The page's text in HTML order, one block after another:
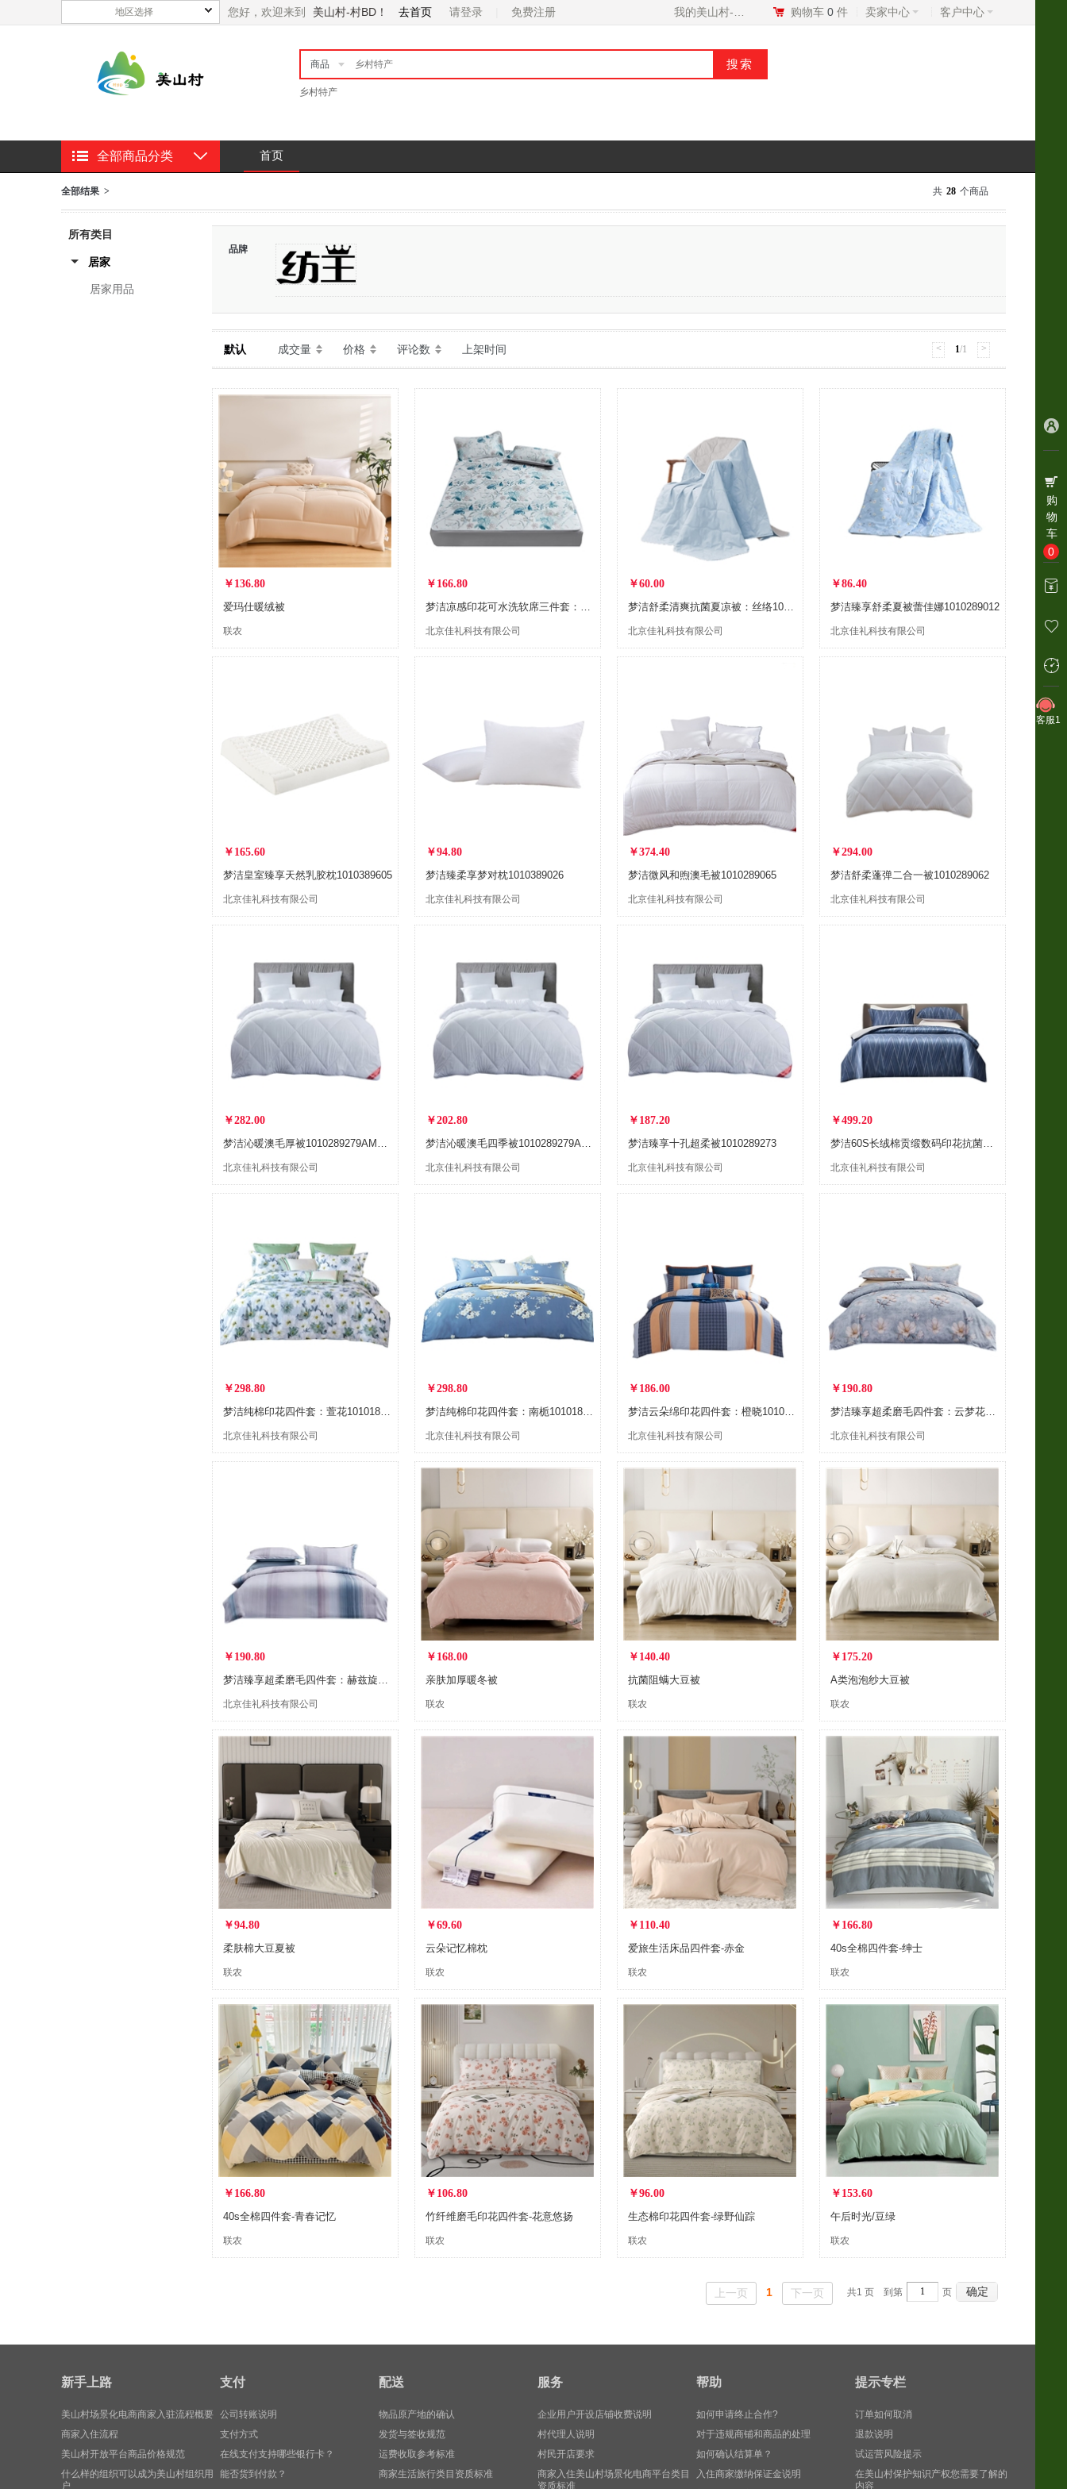
地区选择 您好，欢迎来到 美山村-村BD！ 去首页 请登录 免费注册 购物车 0 件 卖家中心 客户中心
商品
乡村特产
全部商品分类 首页
购
物
车
0
客服1
全部结果 > 共 28 个商品
所有类目
居家
居家用品
品牌
默认 成交量 价格 评论数 上架时间 < 1/1 >
￥136.80
爱玛仕暖绒被
联农
￥166.80
梦洁凉感印花可水洗软席三件套：森呼吸1010789008
北京佳礼科技有限公司
￥60.00
梦洁舒柔清爽抗菌夏凉被：丝络1010289153
北京佳礼科技有限公司
￥86.40
梦洁臻享舒柔夏被蕾佳娜1010289012
北京佳礼科技有限公司
￥165.60
梦洁皇室臻享天然乳胶枕1010389605
北京佳礼科技有限公司
￥94.80
梦洁臻柔享梦对枕1010389026
北京佳礼科技有限公司
￥374.40
梦洁微风和煦澳毛被1010289065
北京佳礼科技有限公司
￥294.00
梦洁舒柔蓬弹二合一被1010289062
北京佳礼科技有限公司
￥282.00
梦洁沁暖澳毛厚被1010289279AM008
北京佳礼科技有限公司
￥202.80
梦洁沁暖澳毛四季被1010289279AM007
北京佳礼科技有限公司
￥187.20
梦洁臻享十孔超柔被1010289273
北京佳礼科技有限公司
￥499.20
梦洁60S长绒棉贡缎数码印花抗菌四件套：阡陌.微澜1010189116
北京佳礼科技有限公司
￥298.80
梦洁纯棉印花四件套：萱花1010189085
北京佳礼科技有限公司
￥298.80
梦洁纯棉印花四件套：南栀1010189084
北京佳礼科技有限公司
￥186.00
梦洁云朵绵印花四件套：橙晓1010189049
北京佳礼科技有限公司
￥190.80
梦洁臻享超柔磨毛四件套：云梦花间1010189120
北京佳礼科技有限公司
￥190.80
梦洁臻享超柔磨毛四件套：赫兹旋律1010189119
北京佳礼科技有限公司
￥168.00
亲肤加厚暖冬被
联农
￥140.40
抗菌阻螨大豆被
联农
￥175.20
A类泡泡纱大豆被
联农
￥94.80
柔肤棉大豆夏被
联农
￥69.60
云朵记忆棉枕
联农
￥110.40
爱旅生活床品四件套-赤金
联农
￥166.80
40s全棉四件套-绅士
联农
￥166.80
40s全棉四件套-青春记忆
联农
￥106.80
竹纤维磨毛印花四件套-花意悠扬
联农
￥96.00
生态棉印花四件套-绿野仙踪
联农
￥153.60
午后时光/豆绿
联农
上一页 1 下一页 共1 页 到第 页 确定
新手上路
美山村场景化电商商家入驻流程概要
商家入住流程
美山村开放平台商品价格规范
什么样的组织可以成为美山村组织用
户
支付
公司转账说明
支付方式
在线支付支持哪些银行卡？
能否货到付款？
配送
物品原产地的确认
发货与签收规范
运费收取参考标准
商家生活旅行类目资质标准
服务
企业用户开设店铺收费说明
村代理人说明
村民开店要求
商家入住美山村场景化电商平台类目
资质标准
帮助
如何申请终止合作?
对于违规商铺和商品的处理
如何确认结算单？
入住商家缴纳保证金说明
提示专栏
订单如何取消
退款说明
试运营风险提示
在美山村保护知识产权您需要了解的
内容